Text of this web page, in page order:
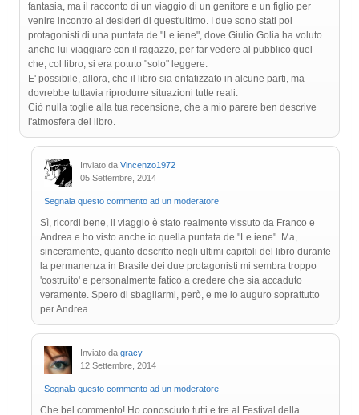
fantasia, ma il racconto di un viaggio di un genitore e un figlio per
venire incontro ai desideri di quest'ultimo. I due sono stati poi
protagonisti di una puntata de "Le iene", dove Giulio Golia ha voluto
anche lui viaggiare con il ragazzo, per far vedere al pubblico quel
che, col libro, si era potuto "solo" leggere.
E' possibile, allora, che il libro sia enfatizzato in alcune parti, ma
dovrebbe tuttavia riprodurre situazioni tutte reali.
Ciò nulla toglie alla tua recensione, che a mio parere ben descrive
l'atmosfera del libro.
Inviato da Vincenzo1972
05 Settembre, 2014
Segnala questo commento ad un moderatore
Sì, ricordi bene, il viaggio è stato realmente vissuto da Franco e
Andrea e ho visto anche io quella puntata de "Le iene". Ma,
sinceramente, quanto descritto negli ultimi capitoli del libro durante
la permanenza in Brasile dei due protagonisti mi sembra troppo
'costruito' e personalmente fatico a credere che sia accaduto
veramente. Spero di sbagliarmi, però, e me lo auguro soprattutto
per Andrea...
Inviato da gracy
12 Settembre, 2014
Segnala questo commento ad un moderatore
Che bel commento! Ho conosciuto tutti e tre al Festival della